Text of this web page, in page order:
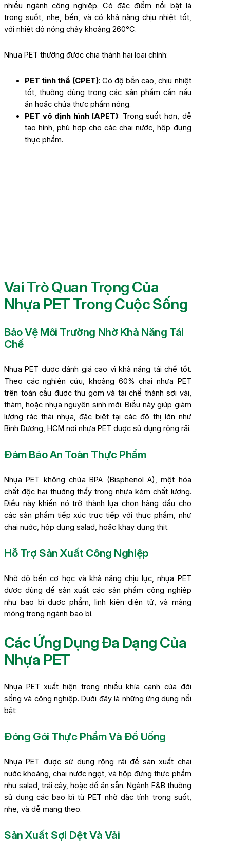
nhiều ngành công nghiệp. Có đặc điểm nổi bật là
trong suốt, nhẹ, bền, và có khả năng chịu nhiệt tốt,
với nhiệt độ nóng chảy khoảng 260°C.
Nhựa PET thường được chia thành hai loại chính:
PET tinh thể (CPET): Có độ bền cao, chịu nhiệt
tốt, thường dùng trong các sản phẩm cần nấu
ăn hoặc chứa thực phẩm nóng.
PET vô định hình (APET): Trong suốt hơn, dễ
tạo hình, phù hợp cho các chai nước, hộp đựng
thực phẩm.
Vai Trò Quan Trọng Của
Nhựa PET Trong Cuộc Sống
Bảo Vệ Môi Trường Nhờ Khả Năng Tái
Chế
Nhựa PET được đánh giá cao vì khả năng tái chế tốt.
Theo các nghiên cứu, khoảng 60% chai nhựa PET
trên toàn cầu được thu gom và tái chế thành sợi vải,
thảm, hoặc nhựa nguyên sinh mới. Điều này giúp giảm
lượng rác thải nhựa, đặc biệt tại các đô thị lớn như
Bình Dương, HCM nơi nhựa PET được sử dụng rộng rãi.
Đảm Bảo An Toàn Thực Phẩm
Nhựa PET không chứa BPA (Bisphenol A), một hóa
chất độc hại thường thấy trong nhựa kém chất lượng.
Điều này khiến nó trở thành lựa chọn hàng đầu cho
các sản phẩm tiếp xúc trực tiếp với thực phẩm, như
chai nước, hộp đựng salad, hoặc khay đựng thịt.
Hỗ Trợ Sản Xuất Công Nghiệp
Nhờ độ bền cơ học và khả năng chịu lực, nhựa PET
được dùng để sản xuất các sản phẩm công nghiệp
như bao bì dược phẩm, linh kiện điện tử, và màng
mỏng trong ngành bao bì.
Các Ứng Dụng Đa Dạng Của
Nhựa PET
Nhựa PET xuất hiện trong nhiều khía cạnh của đời
sống và công nghiệp. Dưới đây là những ứng dụng nổi
bật:
Đóng Gói Thực Phẩm Và Đồ Uống
Nhựa PET được sử dụng rộng rãi để sản xuất chai
nước khoáng, chai nước ngọt, và hộp đựng thực phẩm
như salad, trái cây, hoặc đồ ăn sẵn. Ngành F&B thường
sử dụng các bao bì từ PET nhờ đặc tính trong suốt,
nhẹ, và dễ mang theo.
Sản Xuất Sợi Dệt Và Vải